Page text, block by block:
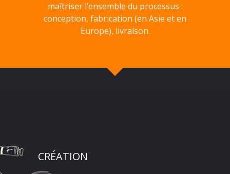
maîtriser l’ensemble du processus :
conception, fabrication (en Asie et en
Europe), livraison.
CRÉATION